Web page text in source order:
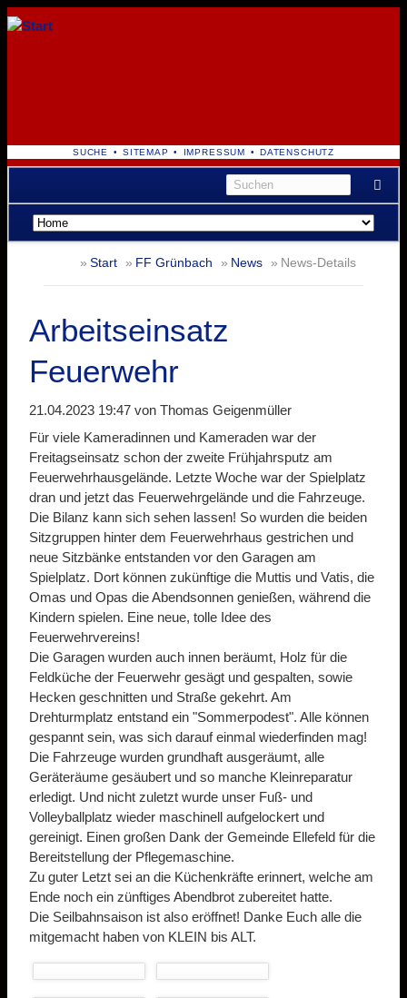
NAVIGATION
ÜBERSPRINGEN
SUCHE SITEMAP IMPRESSUM DATENSCHUTZ
Navigation
überspringen
Start FF Grünbach News News-Details
Arbeitseinsatz
Feuerwehr
21.04.2023 19:47 von Thomas Geigenmüller
Für viele Kameradinnen und Kameraden war der
Freitagseinsatz schon der zweite Frühjahrsputz am
Feuerwehrhausgelände. Letzte Woche war der Spielplatz
dran und jetzt das Feuerwehrgelände und die Fahrzeuge.
Die Bilanz kann sich sehen lassen! So wurden die beiden
Sitzgruppen hinter dem Feuerwehrhaus gestrichen und
neue Sitzbänke entstanden vor den Garagen am
Spielplatz. Dort können zukünftige die Muttis und Vatis, die
Omas und Opas die Abendsonnen genießen, während die
Kindern spielen. Eine neue, tolle Idee des
Feuerwehrvereins!
Die Garagen wurden auch innen beräumt, Holz für die
Feldküche der Feuerwehr gesägt und gespalten, sowie
Hecken geschnitten und Straße gekehrt. Am
Drehturmplatz entstand ein "Sommerpodest". Alle können
gespannt sein, was sich darauf einmal wiederfinden mag!
Die Fahrzeuge wurden grundhaft ausgeräumt, alle
Geräteräume gesäubert und so manche Kleinreparatur
erledigt. Und nicht zuletzt wurde unser Fuß- und
Volleyballplatz wieder maschinell aufgelockert und
gereinigt. Einen großen Dank der Gemeinde Ellefeld für die
Bereitstellung der Pflegemaschine.
Zu guter Letzt sei an die Küchenkräfte erinnert, welche am
Ende noch ein zünftiges Abendbrot zubereitet hatte.
Die Seilbahnsaison ist also eröffnet! Danke Euch alle die
mitgemacht haben von KLEIN bis ALT.